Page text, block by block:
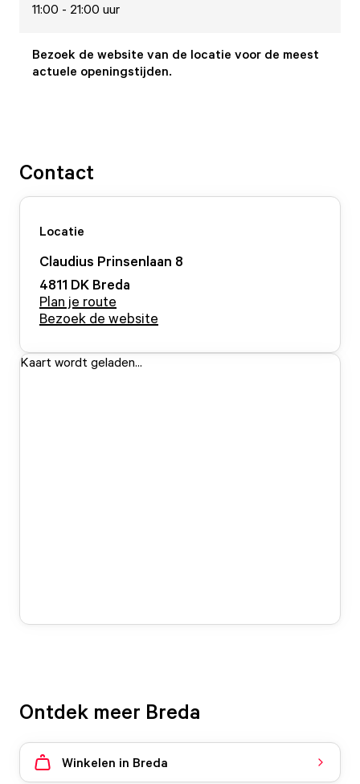
11:00 - 21:00 uur
Bezoek de website van de locatie voor de meest
actuele openingstijden.
Contact
Locatie
Claudius Prinsenlaan 8
4811 DK Breda
Plan je route
Bezoek de website
Kaart wordt geladen...
Ontdek meer Breda
Winkelen in Breda